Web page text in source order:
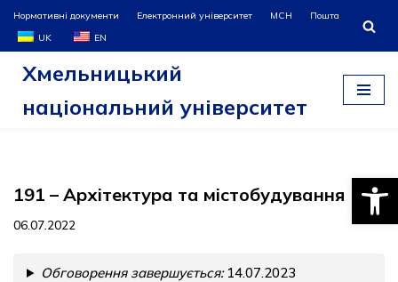
Перейти
до
Нормативні документи Електронний університет МСН
Пошта
UK
EN
Хмельницький
національний університет
191 – Архітектура та містобудування
06.07.2022
Обговорення завершується:14.07.2023